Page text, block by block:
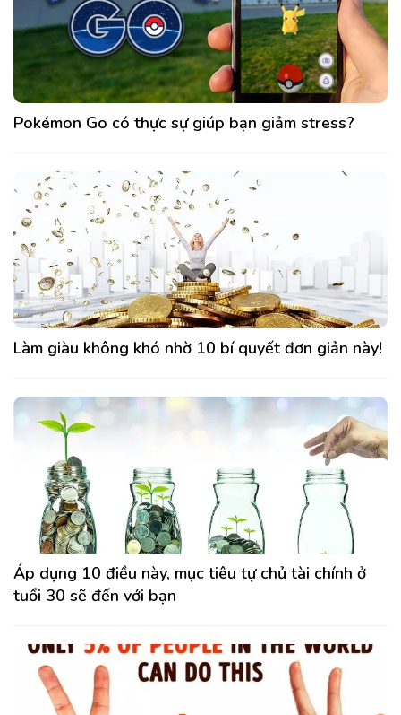
Pokémon Go có thực sự giúp bạn giảm stress?
Làm giàu không khó nhờ 10 bí quyết đơn giản này!
Áp dụng 10 điều này, mục tiêu tự chủ tài chính ở
tuổi 30 sẽ đến với bạn